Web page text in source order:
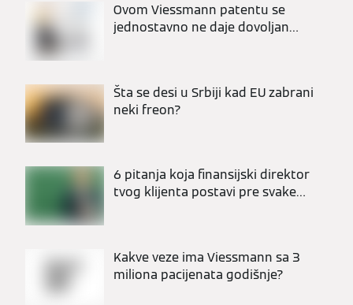
Ovom Viessmann patentu se
jednostavno ne daje dovoljan
Šta se desi u Srbiji kad EU zabrani
neki freon?
6 pitanja koja finansijski direktor
tvog klijenta postavi pre svake
Kakve veze ima Viessmann sa 3
miliona pacijenata godišnje?